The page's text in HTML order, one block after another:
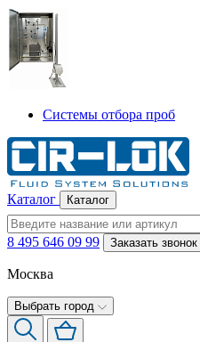
Системы отбора проб
Каталог Каталог
8 495 646 09 99 Заказать звонок
Москва
Выбрать город